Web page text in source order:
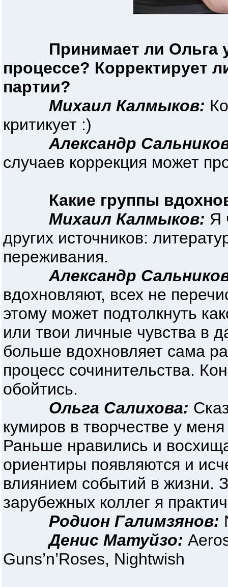
Принимает ли Ольга
процессе? Корректирует
партии?
Михаил Калмыков:
критикует :)
Александр
случаев коррекция может
Какие группы
Михаил Калмыков: Я
других источников:
переживания.
Александр
вдохновляют, всех не
этому может подтолкнуть
или твои личные чувства в
больше вдохновляет сама
процесс сочинительства.
обойтись.
Ольга Салихова:
кумиров в творчестве у
Раньше нравились и
ориентиры появляются и
влиянием событий в жизни.
зарубежных коллег я
Родион Галимзянов:
Денис Матуйзо:
Guns’n’Roses, Nightwish